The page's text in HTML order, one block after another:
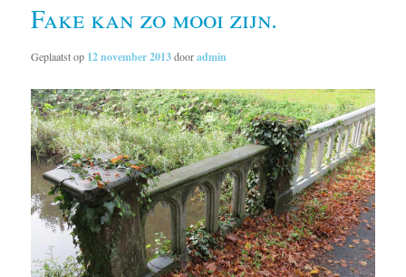
Fake kan zo mooi zijn.
Geplaatst op 12 november 2013dooradmin